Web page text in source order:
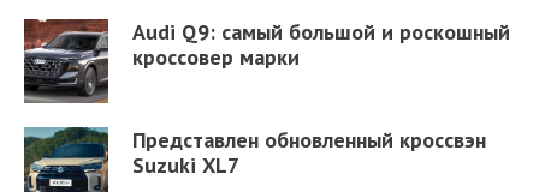
Audi Q9: самый большой и роскошный
кроссовер марки
Представлен обновленный кроссвэн
Suzuki XL7